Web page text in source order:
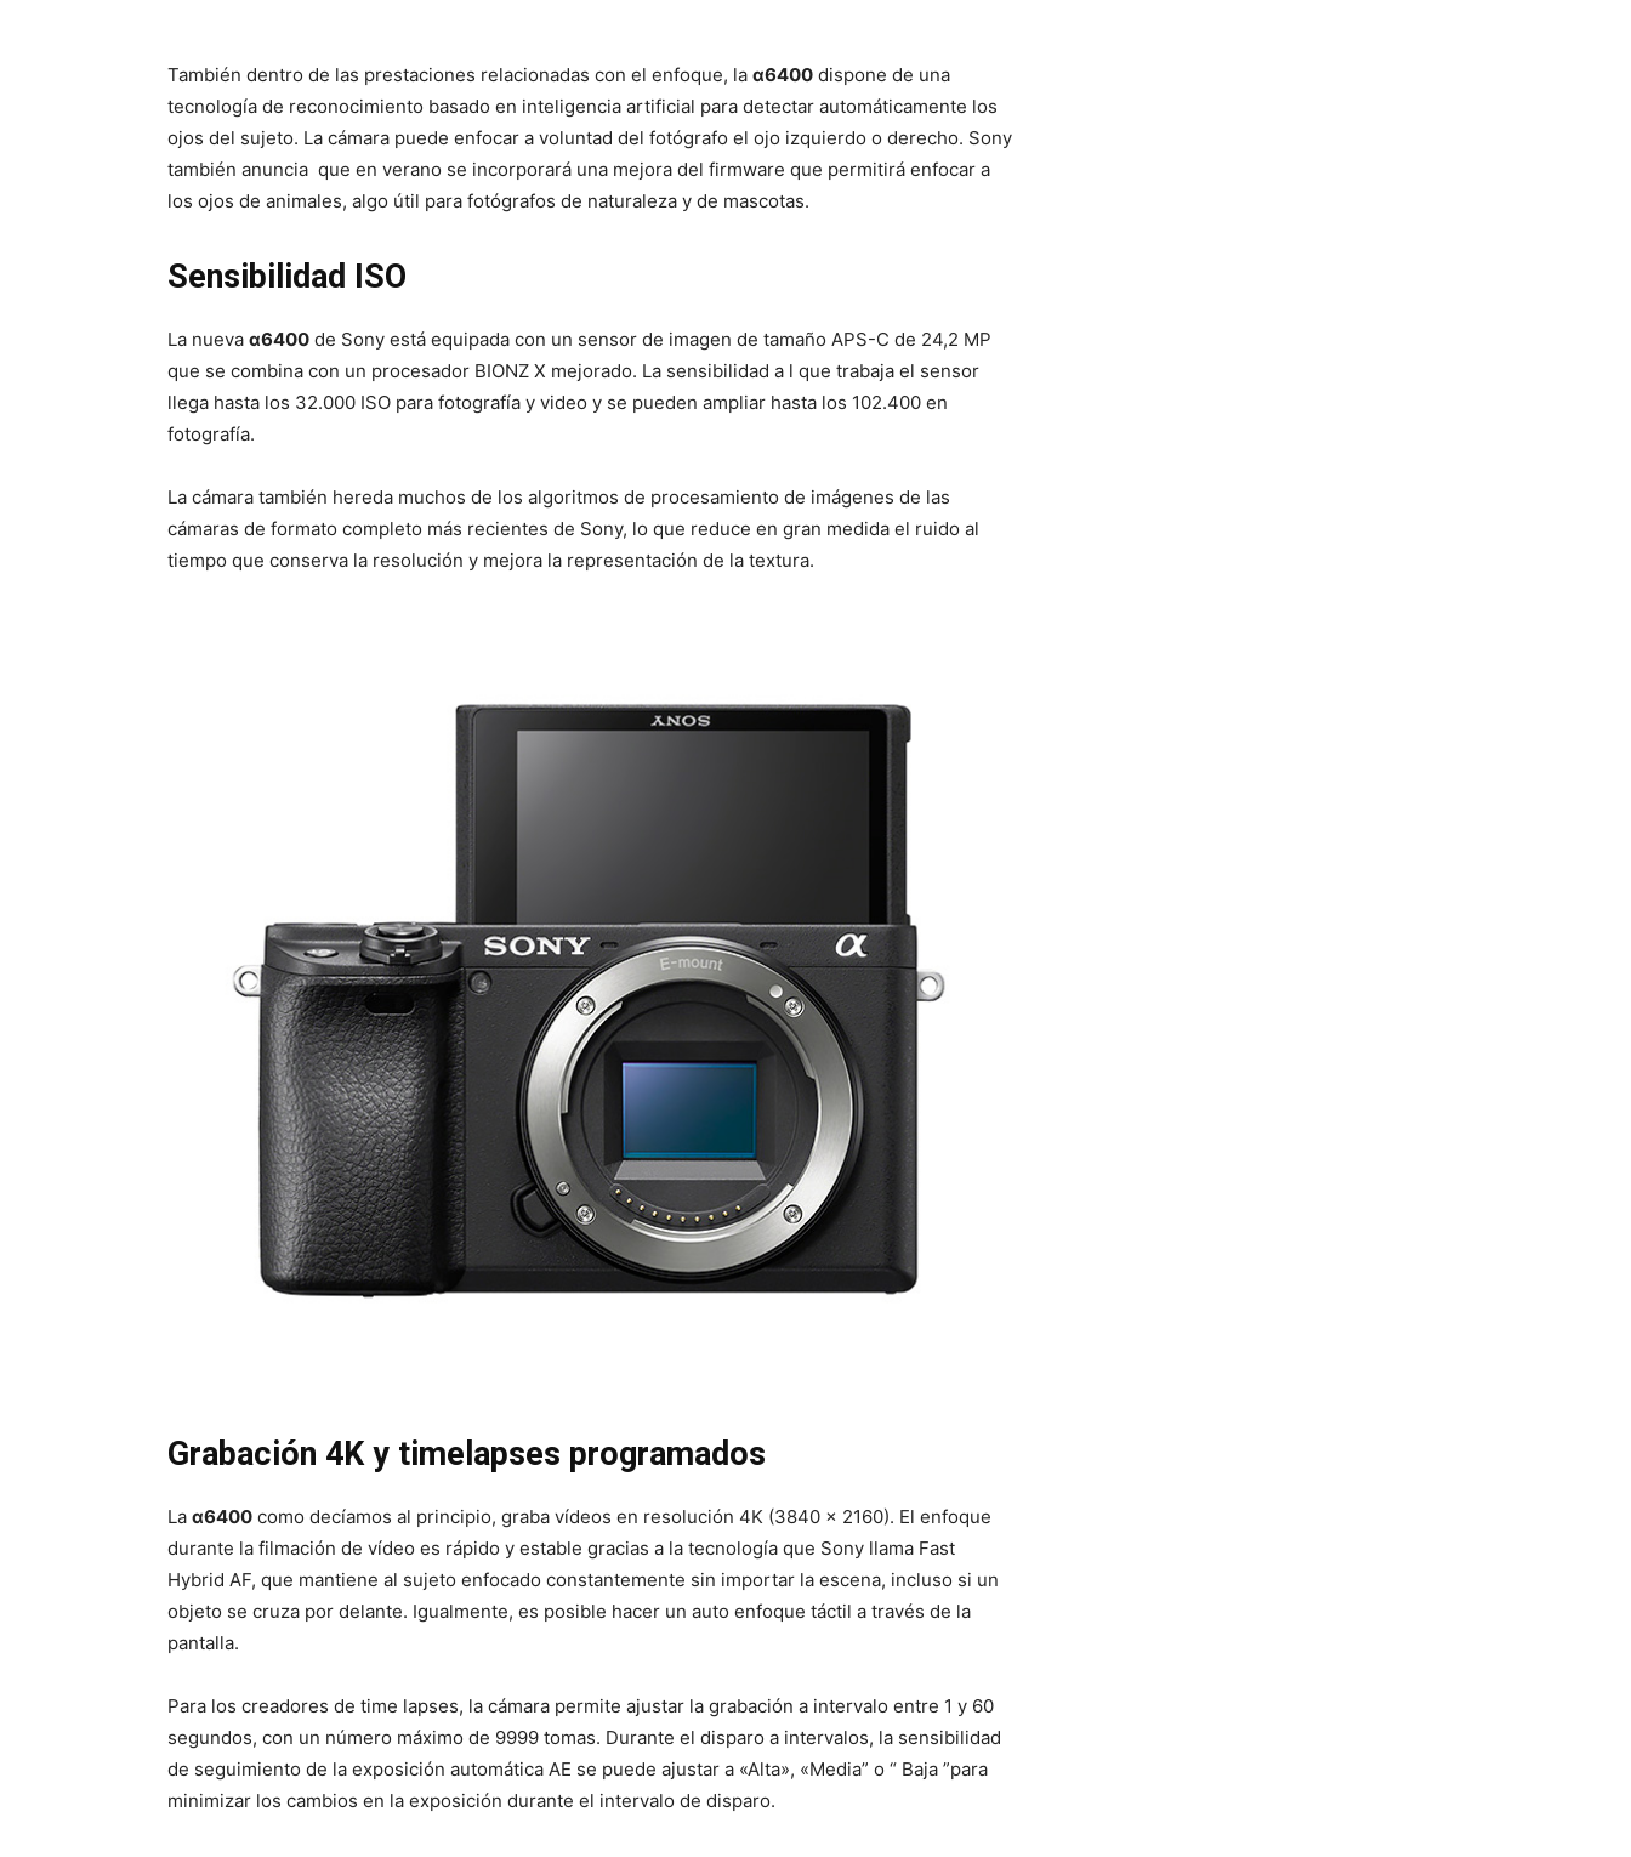
También dentro de las prestaciones relacionadas con el enfoque, la α6400 dispone de una
tecnología de reconocimiento basado en inteligencia artificial para detectar automáticamente los
ojos del sujeto. La cámara puede enfocar a voluntad del fotógrafo el ojo izquierdo o derecho. Sony
también anuncia que en verano se incorporará una mejora del firmware que permitirá enfocar a
los ojos de animales, algo útil para fotógrafos de naturaleza y de mascotas.
Sensibilidad ISO
La nueva α6400 de Sony está equipada con un sensor de imagen de tamaño APS-C de 24,2 MP
que se combina con un procesador BIONZ X mejorado. La sensibilidad a l que trabaja el sensor
llega hasta los 32.000 ISO para fotografía y video y se pueden ampliar hasta los 102.400 en
fotografía.
La cámara también hereda muchos de los algoritmos de procesamiento de imágenes de las
cámaras de formato completo más recientes de Sony, lo que reduce en gran medida el ruido al
tiempo que conserva la resolución y mejora la representación de la textura.
Grabación 4K y timelapses programados
La α6400 como decíamos al principio, graba vídeos en resolución 4K (3840 x 2160). El enfoque
durante la filmación de vídeo es rápido y estable gracias a la tecnología que Sony llama Fast
Hybrid AF, que mantiene al sujeto enfocado constantemente sin importar la escena, incluso si un
objeto se cruza por delante. Igualmente, es posible hacer un auto enfoque táctil a través de la
pantalla.
Para los creadores de time lapses, la cámara permite ajustar la grabación a intervalo entre 1 y 60
segundos, con un número máximo de 9999 tomas. Durante el disparo a intervalos, la sensibilidad
de seguimiento de la exposición automática AE se puede ajustar a «Alta», «Media” o “ Baja ”para
minimizar los cambios en la exposición durante el intervalo de disparo.